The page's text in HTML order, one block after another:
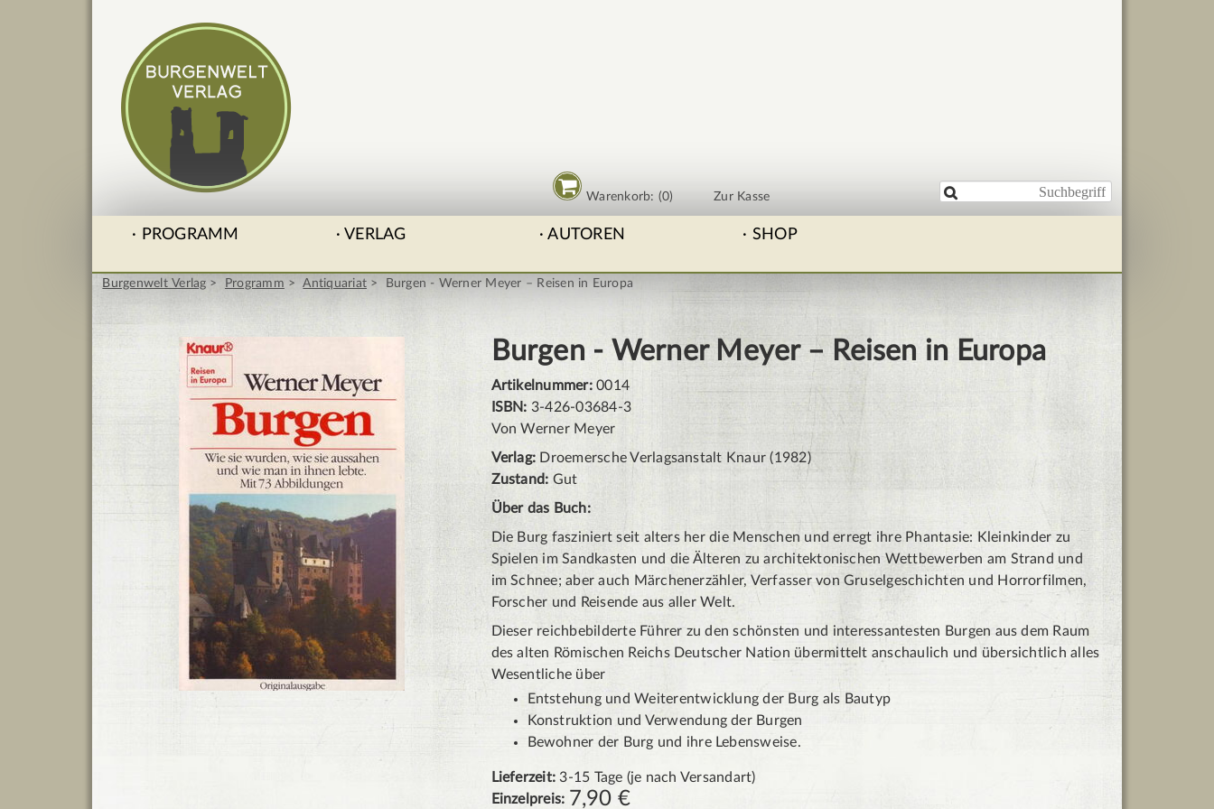
Warenkorb: (0) Zur Kasse 
PROGRAMM VERLAG AUTOREN SHOP
Burgenwelt Verlag Programm Antiquariat Burgen - Werner Meyer – Reisen in Europa
Burgen - Werner Meyer – Reisen in Europa
Artikelnummer:0014
ISBN: 3-426-03684-3
Von Werner Meyer
Verlag: Droemersche Verlagsanstalt Knaur (1982)
Zustand: Gut
Über das Buch:
Die Burg fasziniert seit alters her die Menschen und erregt ihre Phantasie: Kleinkinder zu
Spielen im Sandkasten und die Älteren zu architektonischen Wettbewerben am Strand und
im Schnee; aber auch Märchenerzähler, Verfasser von Gruselgeschichten und Horrorfilmen,
Forscher und Reisende aus aller Welt.
Dieser reichbebilderte Führer zu den schönsten und interessantesten Burgen aus dem Raum
des alten Römischen Reichs Deutscher Nation übermittelt anschaulich und übersichtlich alles
Wesentliche über
Entstehung und Weiterentwicklung der Burg als Bautyp
Konstruktion und Verwendung der Burgen
Bewohner der Burg und ihre Lebensweise.
Lieferzeit:3-15 Tage (je nach Versandart)
Einzelpreis: 7,90 €